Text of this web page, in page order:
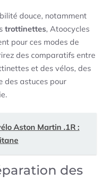
douce, notamment
trottinettes, Atoocycles
pour ces modes de
des comparatifs entre
et des vélos, des
des astuces pour
Aston Martin .1R :
des